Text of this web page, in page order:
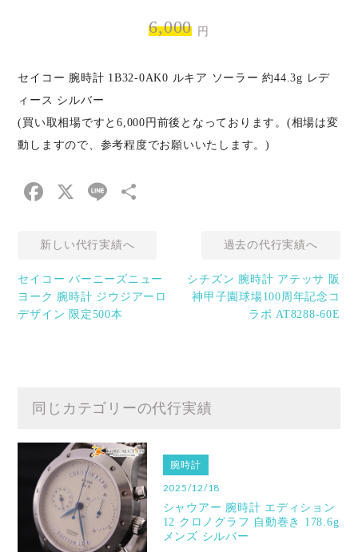
6,000 円
セイコー 腕時計 1B32-0AK0 ルキア ソーラー 約44.3g レデ
ィース シルバー
(買い取相場ですと6,000円前後となっております。(相場は変
動しますので、参考程度でお願いいたします。)
Facebook
X Line
新しい代行実績へ
セイコー バーニーズニュー
ヨーク 腕時計 ジウジアーロ
デザイン 限定500本
過去の代行実績へ
シチズン 腕時計 アテッサ 阪
神甲子園球場100周年記念コ
ラボ AT8288-60E
同じカテゴリーの代行実績
腕時計
2025/12/18
シャウアー 腕時計 エディション
12 クロノグラフ 自動巻き 178.6g
メンズ シルバー